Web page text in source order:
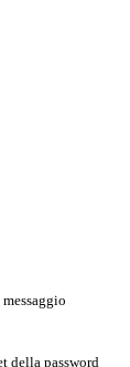
della password